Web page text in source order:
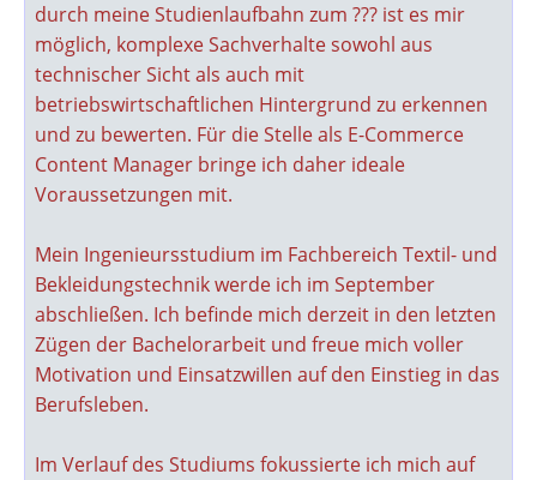
durch meine Studienlaufbahn zum ??? ist es mir
möglich, komplexe Sachverhalte sowohl aus
technischer Sicht als auch mit
betriebswirtschaftlichen Hintergrund zu erkennen
und zu bewerten. Für die Stelle als E-Commerce
Content Manager bringe ich daher ideale
Voraussetzungen mit.
Mein Ingenieursstudium im Fachbereich Textil- und
Bekleidungstechnik werde ich im September
abschließen. Ich befinde mich derzeit in den letzten
Zügen der Bachelorarbeit und freue mich voller
Motivation und Einsatzwillen auf den Einstieg in das
Berufsleben.
Im Verlauf des Studiums fokussierte ich mich auf